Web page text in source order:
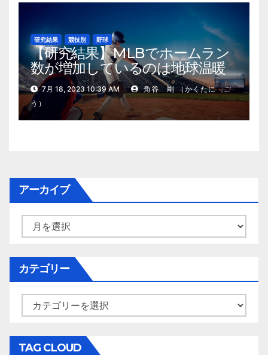
研究結果 競技別 野球
【研究結果】MLBでホームラン
数が増加しているのは地球温暖
化が原因？
7月 18, 2023 10:39 AM
角谷 剛 （かくたに ご
う）
アーカイブ
ー
イ
カテゴリー
テ
リ
TAG CLOUD